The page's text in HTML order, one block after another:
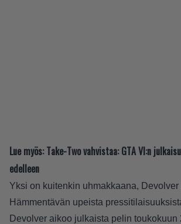
Lue myös: Take-Two vahvistaa: GTA VI:n
edelleen
Yksi on kuitenkin uhmakkaana,
Hämmentävän upeista
Devolver aikoo julkaista pelin toukokuun